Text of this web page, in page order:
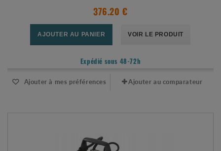
376.20 €
AJOUTER AU PANIER VOIR LE PRODUIT
Expédié sous 48-72h
Ajouter à mes préférences Ajouter au comparateur